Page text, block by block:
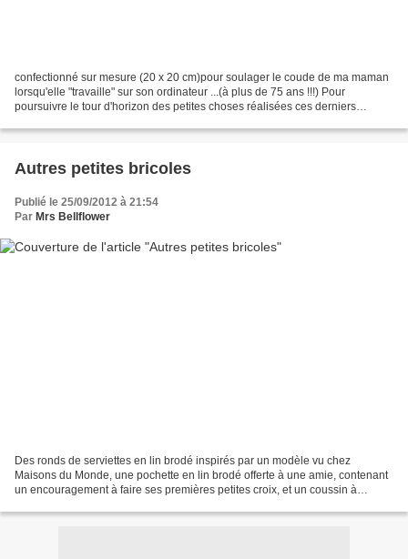
confectionné sur mesure (20 x 20 cm)pour soulager le coude de ma maman
lorsqu'elle "travaille" sur son ordinateur ...(à plus de 75 ans !!!) Pour
poursuivre le tour d'horizon des petites choses réalisées ces derniers
Autres petites bricoles
Publié le 25/09/2012 à 21:54
Par Mrs Bellflower
Des ronds de serviettes en lin brodé inspirés par un modèle vu chez
Maisons du Monde, une pochette en lin brodé offerte à une amie, contenant
un encouragement à faire ses premières petites croix, et un coussin à